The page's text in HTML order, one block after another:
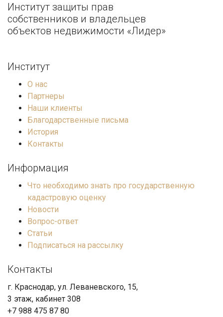
Институт защиты прав
собственников и владельцев
объектов недвижимости «Лидер»
Институт
О нас
Партнеры
Наши клиенты
Благодарственные письма
История
Контакты
Информация
Что необходимо знать про государственную
кадастровую оценку
Новости
Вопрос-ответ
Статьи
Подписаться на рассылку
Контакты
г. Краснодар, ул. Леваневского, 15,
3 этаж, кабинет 308
+7 988 475 87 80